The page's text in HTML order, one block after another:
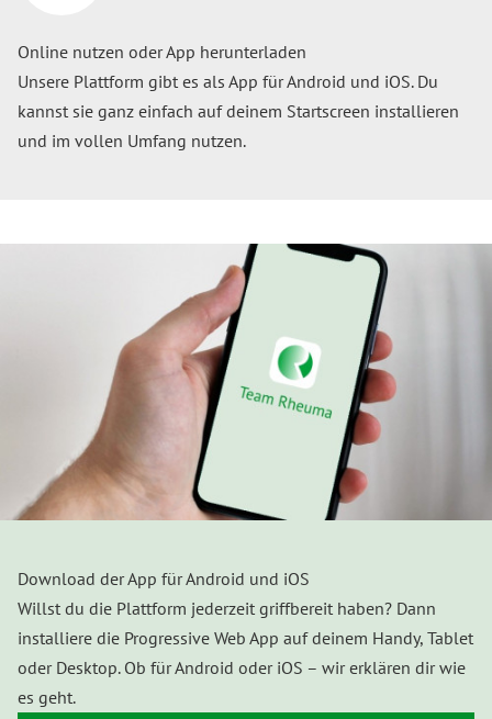
Online nutzen oder App herunterladen
Unsere Plattform gibt es als App für Android und iOS. Du
kannst sie ganz einfach auf deinem Startscreen installieren
und im vollen Umfang nutzen.
Download der App für Android und iOS
Willst du die Plattform jederzeit griffbereit haben? Dann
installiere die Progressive Web App auf deinem Handy, Tablet
oder Desktop. Ob für Android oder iOS – wir erklären dir wie
es geht.